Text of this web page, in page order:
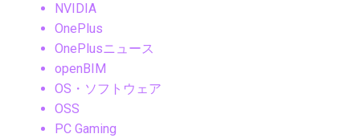
NVIDIA
OnePlus
OnePlusニュース
openBIM
OS・ソフトウェア
OSS
PC Gaming